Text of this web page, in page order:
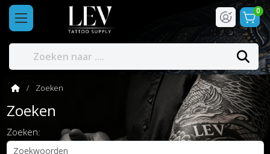
0
Zoeken
Zoeken
Zoeken: